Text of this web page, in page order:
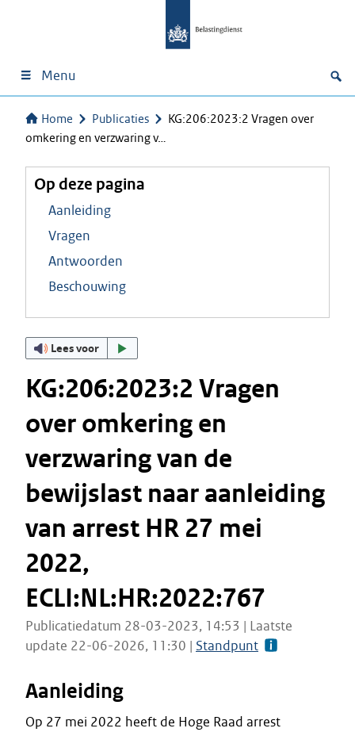
Menu
Home Publicaties
KG:206:2023:2 Vragen over
omkering en verzwaring v…
Op deze pagina
Aanleiding
Vragen
Antwoorden
Beschouwing
Lees voor
KG:206:2023:2 Vragen
over omkering en
verzwaring van de
bewijslast naar aanleiding
van arrest HR 27 mei
2022,
ECLI:NL:HR:2022:767
Publicatiedatum 28-03-2023, 14:53 | Laatste
update 22-06-2026, 11:30 | Standpunt
Aanleiding
Op 27 mei 2022 heeft de Hoge Raad arrest